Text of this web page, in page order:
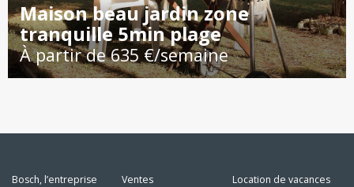
Maison beau jardin zone
tranquille 5min plage
À partir de 635 €/semaine
Bosch, l’entreprise
Ventes
Location de vacances